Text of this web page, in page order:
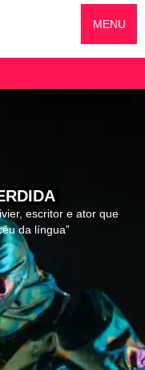
MENU
escritor e ator que
da língua”